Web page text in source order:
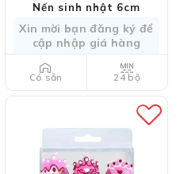
Nến sinh nhật 6cm
Xin mời bạn đăng ký để
cập nhập giá hàng
Có sẵn 24 bộ